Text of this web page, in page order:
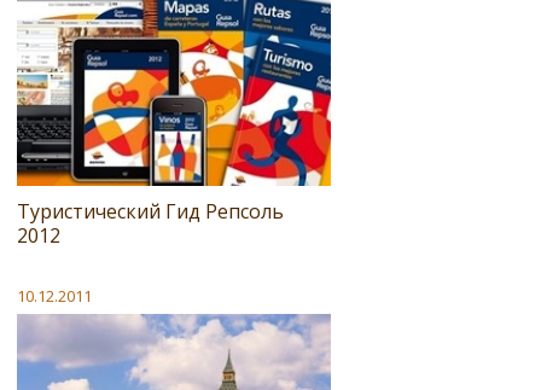
Туристический Гид Репсоль
2012
10.12.2011